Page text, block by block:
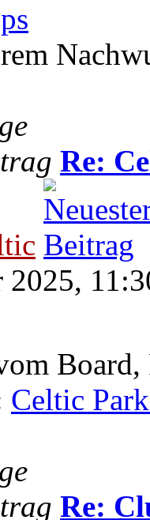
Re:
2025,
Board,
Celtic
Re: